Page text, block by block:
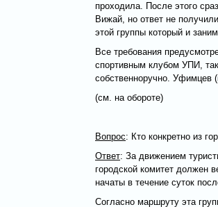
проходила. После этого
Вижай, но ответ не
этой группы который и
Все требования
спортивным клубом УПИ,
собственноручно. Уфимцев
(см. на обороте)
Вопрос: Кто конкретно из
Ответ: За движением
городской комитет должен
начаты в течение суток
Согласно маршруту эта